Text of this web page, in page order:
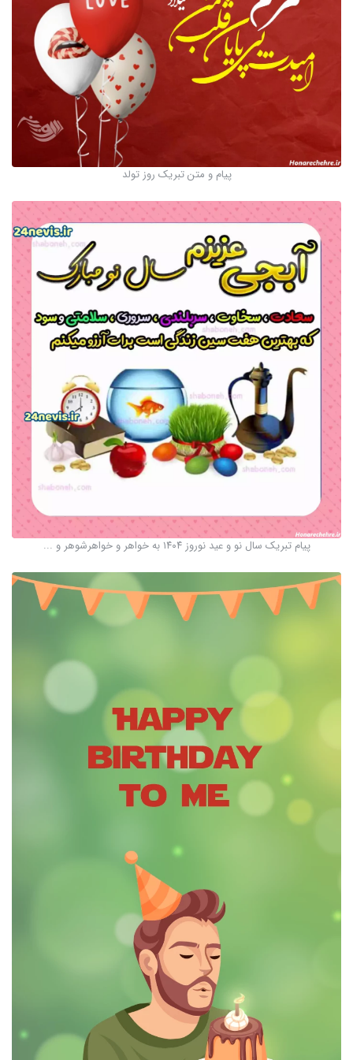
پیام و متن تبریک روز تولد
پیام تبریک سال نو و عید نوروز ۱۴۰۴ به خواهر و خواهرشوهر و ...